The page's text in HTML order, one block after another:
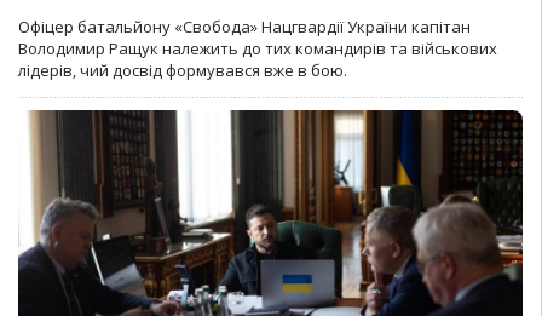
Офіцер батальйону «Свобода» Нацгвардії України капітан
Володимир Ращук належить до тих командирів та військових
лідерів, чий досвід формувався вже в бою.